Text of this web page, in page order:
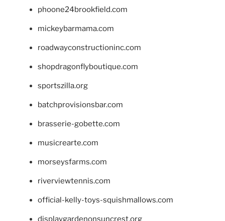
phoone24brookfield.com
mickeybarmama.com
roadwayconstructioninc.com
shopdragonflyboutique.com
sportszilla.org
batchprovisionsbar.com
brasserie-gobette.com
musicrearte.com
morseysfarms.com
riverviewtennis.com
official-kelly-toys-squishmallows.com
displaygardenonsuncrest.org